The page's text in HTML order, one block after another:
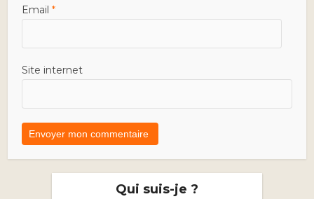
Email*
Site internet
Qui suis-je ?